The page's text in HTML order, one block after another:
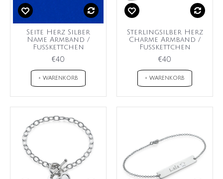
Seite Herz Silber
Name Armband /
Fußkettchen
€40
+ WARENKORB
Sterlingsilber Herz
Charme Armband /
Fußkettchen
€40
+ WARENKORB